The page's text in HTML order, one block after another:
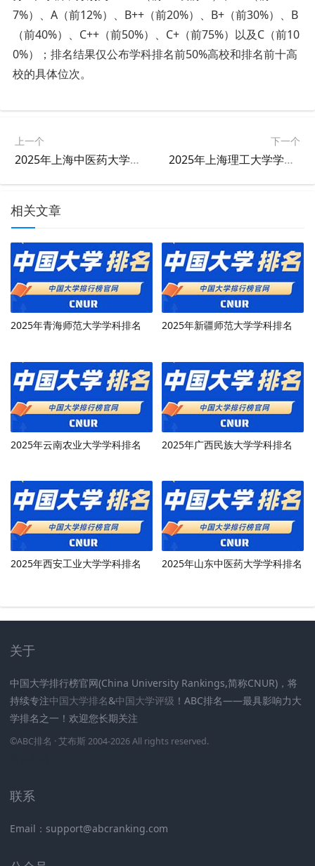
7%）、A（前12%）、B++（前20%）、B+（前30%）、B
（前40%）、C++（前50%）、C+（前75%）以及C（前10
0%）；排名结果仅公布学科排名前50%高校和排名前十高
校的具体位次。
上一个
2025年上海中医药大学学科排名
下一个
2025年上海理工大学学科排名
相关文章
2025年青海师范大学学科排名 2025年新疆师范大学学科排名
2025年云南农业大学学科排名 2025年广西民族大学学科排名
2025年西安工业大学学科排名 2025年山东中医药大学学科排名
关于
中国大学排行榜官网(China University Rankings,简称CNUR)，将
持续专注中国大学排名&中国大学评级 ！ABC排名——最具影响力大
学排名之一！欢迎您长期关注
©ABC排名 · 艾布斯 2004-2026 All rights reserved.
联系
Email：support@abcranking.com